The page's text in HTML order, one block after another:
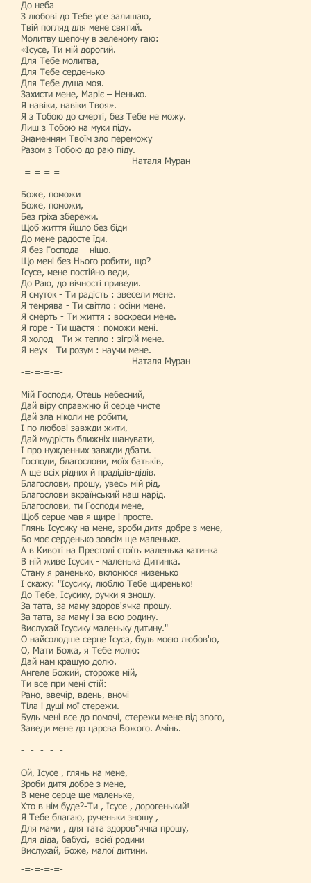
До неба
З любові до Тебе усе залишаю,
Твій погляд для мене святий.
Молитву шепочу в зеленому гаю:
«Ісусе, Ти мій дорогий.
Для Тебе молитва,
Для Тебе серденько
Для Тебе душа моя.
Захисти мене, Маріє – Ненько.
Я навіки, навіки Твоя».
Я з Тобою до смерті, без Тебе не можу.
Лиш з Тобою на муки піду.
Знаменням Твоїм зло переможу
Разом з Тобою до раю піду.
Наталя Муран
-=-=-=-=-
Боже, поможи
Боже, поможи,
Без гріха збережи.
Щоб життя йшло без біди
До мене радосте їди.
Я без Господа – ніщо.
Що мені без Нього робити, що?
Ісусе, мене постійно веди,
До Раю, до вічності приведи.
Я смуток - Ти радість : звесели мене.
Я темрява - Ти світло : осіни мене.
Я смерть - Ти життя : воскреси мене.
Я горе - Ти щастя : поможи мені.
Я холод - Ти ж тепло : зігрій мене.
Я неук - Ти розум : научи мене.
Наталя Муран
-=-=-=-=-
Мій Господи, Отець небесний,
Дай віру справжню й серце чисте
Дай зла ніколи не робити,
І по любові завжди жити,
Дай мудрість ближніх шанувати,
І про нужденних завжди дбати.
Господи, благослови, моїх батьків,
А ще всіх рідних й прадідів-дідів.
Благослови, прошу, увесь мій рід,
Благослови вкраїнський наш нарід.
Благослови, ти Господи мене,
Щоб серце мав я щире і просте.
Глянь Ісусику на мене, зроби дитя добре з мене,
Бо моє серденько зовсім ще маленьке.
А в Кивоті на Престолі стоїть маленька хатинка
В ній живе Ісусик - маленька Дитинка.
Стану я раненько, вклонюся низенько
І скажу: "Ісусику, люблю Тебе щиренько!
До Тебе, Ісусику, ручки я зношу.
За тата, за маму здоров'ячка прошу.
За тата, за маму і за всю родину.
Вислухай Ісусику маленьку дитину."
О найсолодше серце Ісуса, будь моєю любов'ю,
О, Мати Божа, я Тебе молю:
Дай нам кращую долю.
Ангеле Божий, стороже мій,
Ти все при мені стій:
Рано, ввечір, вдень, вночі
Тіла і душі мої стережи.
Будь мені все до помочі, стережи мене від злого,
Заведи мене до царсва Божого. Амінь.
-=-=-=-=-
Ой, Ісусе , глянь на мене,
Зроби дитя добре з мене,
В мене серце ще маленьке,
Хто в нім буде?-Ти , Ісусе , дорогенький!
Я Тебе благаю, рученьки зношу ,
Для мами , для тата здоров"ячка прошу,
Для діда, бабусі, всієї родини
Вислухай, Боже, малої дитини.
-=-=-=-=-